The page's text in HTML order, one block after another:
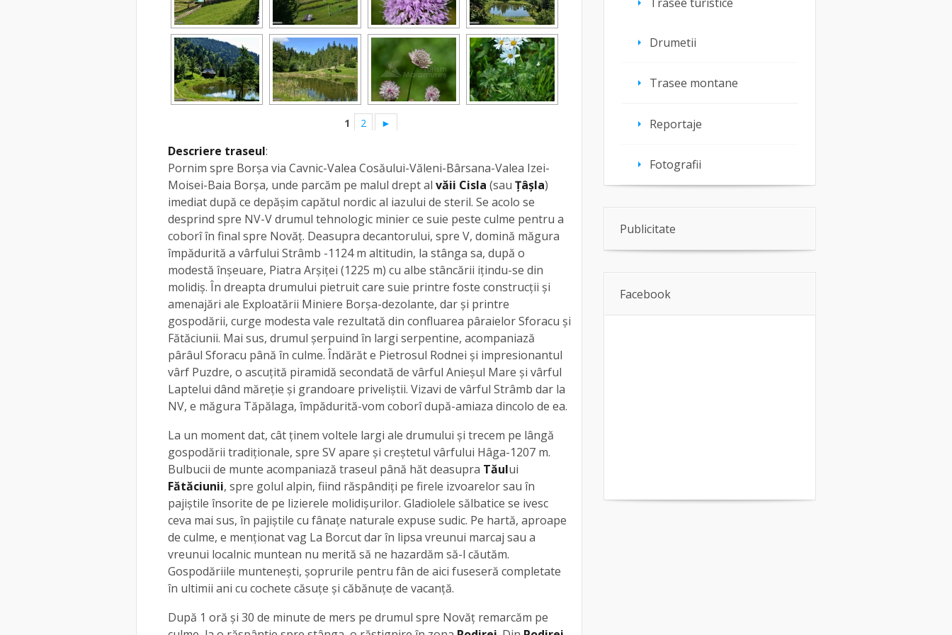
1 2 ►
Descriere traseul:
Pornim spre Borşa via Cavnic-Valea Cosăului-Văleni-Bârsana-Valea Izei-
Moisei-Baia Borșa, unde parcăm pe malul drept al văii Cisla (sau Ţâşla)
imediat după ce depăşim capătul nordic al iazului de steril. Se acolo se
desprind spre NV-V drumul tehnologic minier ce suie peste culme pentru a
coborî în final spre Novăţ. Deasupra decantorului, spre V, domină măgura
împădurită a vârfului Strâmb -1124 m altitudin, la stânga sa, după o
modestă înşeuare, Piatra Arşiţei (1225 m) cu albe stâncării iţindu-se din
molidiş. În dreapta drumului pietruit care suie printre foste construcţii şi
amenajări ale Exploatării Miniere Borşa-dezolante, dar şi printre
gospodării, curge modesta vale rezultată din confluarea pâraielor Sforacu şi
Fătăciunii. Mai sus, drumul şerpuind în largi serpentine, acompaniază
pârâul Sforacu până în culme. Îndărăt e Pietrosul Rodnei şi impresionantul
vârf Puzdre, o ascuţită piramidă secondată de vârful Anieşul Mare şi vârful
Laptelui dând măreție și grandoare priveliştii. Vizavi de vârful Strâmb dar la
NV, e măgura Tăpălaga, împădurită-vom coborî după-amiaza dincolo de ea.
La un moment dat, cât ținem voltele largi ale drumului și trecem pe lângă
gospodării tradiţionale, spre SV apare şi creştetul vârfului Hâga-1207 m.
Bulbucii de munte acompaniază traseul până hăt deasupra Tăului
Fătăciunii, spre golul alpin, fiind răspândiţi pe firele izvoarelor sau în
pajiştile însorite de pe lizierele molidişurilor. Gladiolele sălbatice se ivesc
ceva mai sus, în pajiştile cu fânaţe naturale expuse sudic. Pe hartă, aproape
de culme, e menţionat vag La Borcut dar în lipsa vreunui marcaj sau a
vreunui localnic muntean nu merită să ne hazardăm să-l căutăm.
Gospodăriile munteneşti, şoprurile pentru fân de aici fuseseră completate
în ultimii ani cu cochete căsuţe şi căbănuţe de vacanţă.
După 1 oră și 30 de minute de mers pe drumul spre Novăţ remarcăm pe
Drumetii
Trasee montane
Reportaje
Fotografii
Publicitate
Facebook